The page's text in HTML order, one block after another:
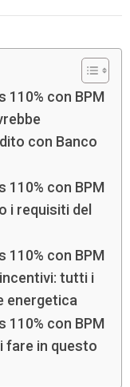
110% con BPM
con Banco
110% con BPM
i requisiti del
110% con BPM
tutti i
energetica
110% con BPM
fare in questo